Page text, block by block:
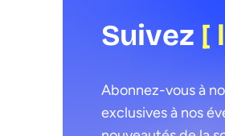
Suivez [
Abonnez-vous à
exclusives à nos